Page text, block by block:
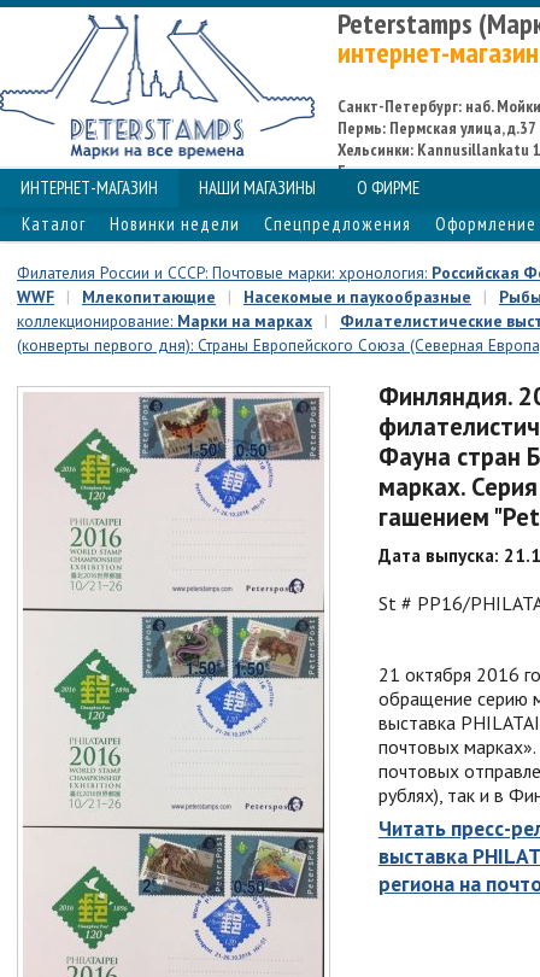
Peterstamps
интернет-магазин
Санкт-Петербург: наб.
Пермь: Пермская улица, д.37
Хельсинки: Kannusillankatu
Espoo
ИНТЕРНЕТ-МАГАЗИН НАШИ МАГАЗИНЫ
О ФИРМЕ
Каталог
Новинки недели Спецпредложения Оформление
Филателия России и СССР: Почтовые марки: хронология: Российская
WWF
| Млекопитающие | Насекомые и паукообразные |
коллекционирование: Марки на марках |
Филателистические
(конверты первого дня): Страны Европейского Союза (Северная
Финляндия.
Фауна стран
марках.
гашением
Дата выпуска:
St # PP16/
21 октября 2016
обращение серию
выставка
почтовых
почтовых
рублях), так и в
Читать пресс-
выставка
региона на